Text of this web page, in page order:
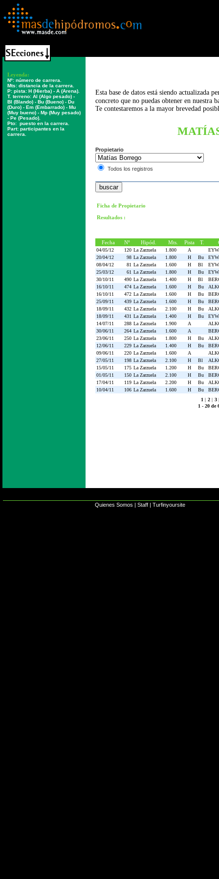
Leyenda:
Nº: número de carrera.
Mts: distancia de la carrera.
P: pista: H (Hierba) - A (Arena).
T. terreno: Al (Algo pesado) -
Bl (Blando) - Bu (Bueno) - Du
(Duro) - Em (Embarrado) - Mu
(Muy bueno) - Mp (Muy pesado)
- Pe (Pesado).
Pto: puesto en la carrera.
Part: participantes en la
carrera.
Esta base de datos está siendo actualizada
concreto que no puedas obtener en nuestra
Te contestaremos a la mayor brevedad
Propietario
Todos los registros
Ficha de Propietario
Resultados :
Fecha Nº Hipód. Mts. Pista T.
04/05/12 120 La Zarzuela 1.800 A
20/04/12
98 La Zarzuela 1.800 H Bu
08/04/12
81 La Zarzuela 1.600 H Bl
25/03/12
61 La Zarzuela 1.800 H Bu
30/10/11
490 La Zarzuela 1.400 H Bl
16/10/11
474 La Zarzuela 1.600 H Bu
16/10/11
472 La Zarzuela 1.600 H Bu
25/09/11
439 La Zarzuela 1.600 H Bu
18/09/11
432 La Zarzuela 2.100 H Bu
18/09/11
431 La Zarzuela 1.400 H Bu
14/07/11
288 La Zarzuela 1.900 A
30/06/11
264 La Zarzuela 1.600 A
23/06/11
250 La Zarzuela 1.800 H Bu
12/06/11
229 La Zarzuela 1.400 H Bu
09/06/11
220 La Zarzuela 1.600 A
27/05/11
198 La Zarzuela 2.100 H Bl
15/05/11
175 La Zarzuela 1.200 H Bu
01/05/11
150 La Zarzuela 2.100 H Bu
17/04/11
119 La Zarzuela 2.200 H Bu
10/04/11
106 La Zarzuela 1.600 H Bu
1 | 2 | 3 |
1 - 20 de
Quienes Somos | Staff | Turfinyoursite